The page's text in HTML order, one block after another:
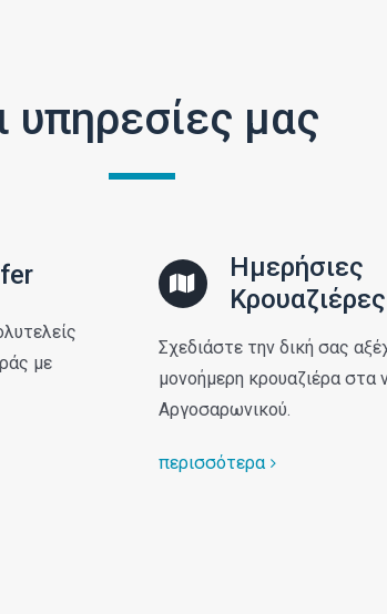
υπηρεσίες μας
με
Ημερήσιες
Κρουαζιέρες
Σχεδιάστε την δική σας
μονοήμερη κρουαζιέρα στα
Αργοσαρωνικού.
περισσότερα